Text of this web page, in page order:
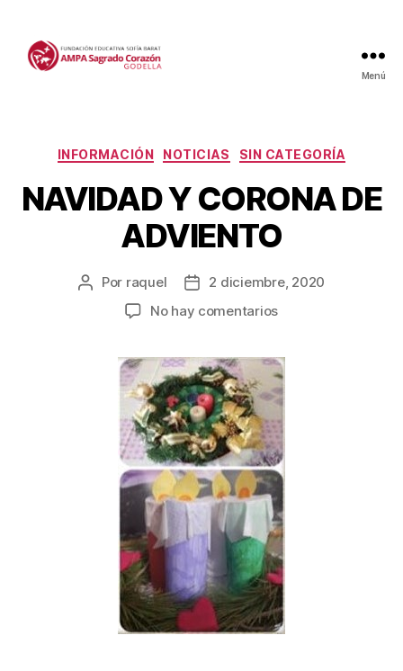
Menú
Categorías
INFORMACIÓN NOTICIAS SIN CATEGORÍA
NAVIDAD Y CORONA DE
ADVIENTO
Autor
Por raquel
Fecha
la
2 diciembre, 2020
No hay comentariosen
CORONA
DE
ADVIENTO